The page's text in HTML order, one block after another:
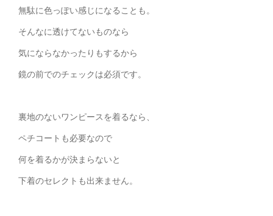
無駄に色っぽい感じになることも。
そんなに透けてないものなら
気にならなかったりもするから
鏡の前でのチェックは必須です。
裏地のないワンピースを着るなら、
ペチコートも必要なので
何を着るかが決まらないと
下着のセレクトも出来ません。